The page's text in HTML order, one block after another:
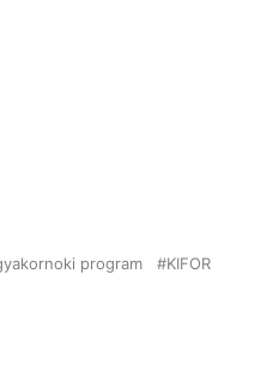
program
KIFOR